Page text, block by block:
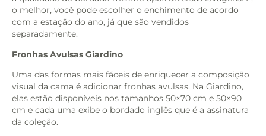
o melhor, você pode escolher o enchimento de acordo
com a estação do ano, já que são vendidos
separadamente.
Fronhas Avulsas Giardino
Uma das formas mais fáceis de enriquecer a composição
visual da cama é adicionar fronhas avulsas. Na Giardino,
elas estão disponíveis nos tamanhos 50×70 cm e 50×90
cm e cada uma exibe o bordado inglês que é a assinatura
da coleção.